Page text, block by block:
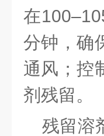
在
分钟，确
通风；控
剂残留。
残留溶